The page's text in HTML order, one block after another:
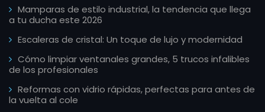
Mamparas de estilo industrial, la tendencia que llega
a tu ducha este 2026
Escaleras de cristal: Un toque de lujo y modernidad
Cómo limpiar ventanales grandes, 5 trucos infalibles
de los profesionales
Reformas con vidrio rápidas, perfectas para antes de
la vuelta al cole